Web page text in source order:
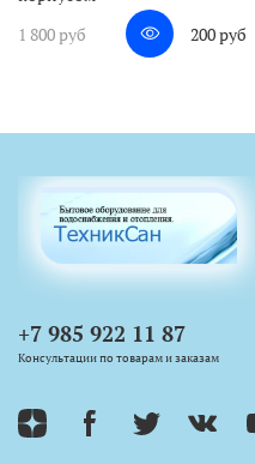
1 800 руб
200 руб
+7 985 922 11 87
Консультации по товарам и заказам